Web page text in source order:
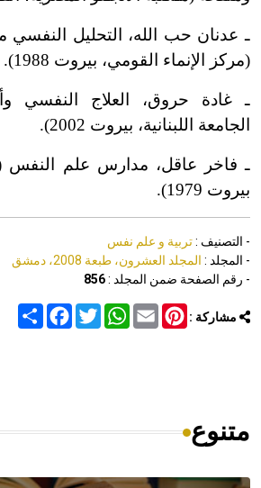
ـ عدنان حب الله، التحليل النفسي
(مركز الإنماء القومي، بيروت 1988).
ـ غادة حروق، العلاج النفسي
الجامعة اللبنانية، بيروت 2002).
ـ فاخر عاقل، مدارس علم النفس
بيروت 1979).
- التصنيف :تربية و علم نفس
- المجلد : المجلد العشرون، طبعة 2008، دمشق
- رقم الصفحة ضمن المجلد :856
مشاركة : Share
FacebookTwitter
WhatsAppEmail
Pinterest
متنوع